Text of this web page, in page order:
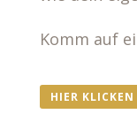
Komm auf
HIER